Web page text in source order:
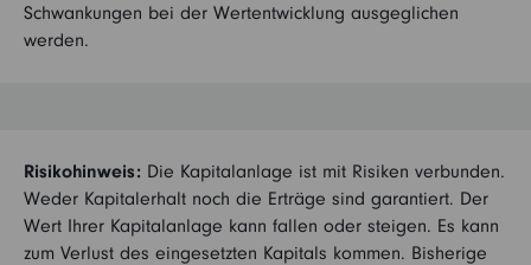
Schwankungen bei der Wertentwicklung ausgeglichen
werden.
Risikohinweis: Die Kapitalanlage ist mit Risiken verbunden.
Weder Kapitalerhalt noch die Erträge sind garantiert. Der
Wert Ihrer Kapitalanlage kann fallen oder steigen. Es kann
zum Verlust des eingesetzten Kapitals kommen. Bisherige